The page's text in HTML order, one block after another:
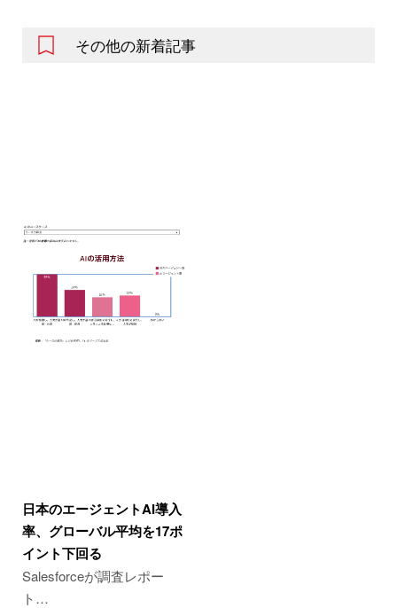
その他の新着記事
日本のエージェントAI導入
率、グローバル平均を17ポ
イント下回る
Salesforceが調査レポー
ト…